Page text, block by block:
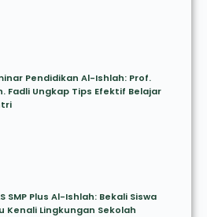
Pendidikan Al-Ishlah: Prof.
Fadli Ungkap Tips Efektif Belajar
SMP Plus Al-Ishlah: Bekali Siswa
Kenali Lingkungan Sekolah